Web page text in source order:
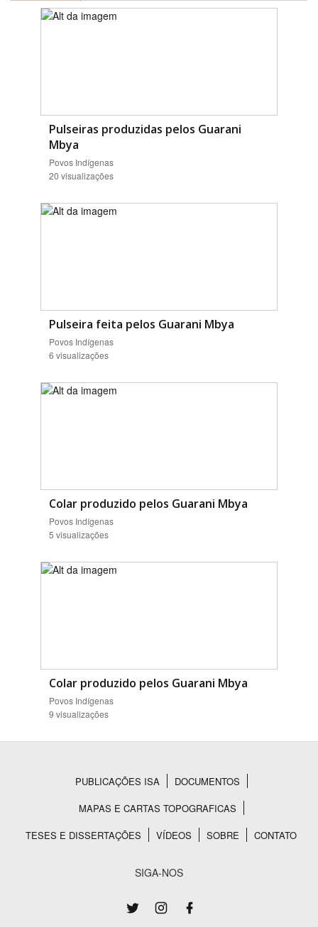
Pulseiras produzidas pelos Guarani
Mbya
Povos Indígenas
20 visualizações
Pulseira feita pelos Guarani Mbya
Povos Indígenas
6 visualizações
Colar produzido pelos Guarani Mbya
Povos Indígenas
5 visualizações
Colar produzido pelos Guarani Mbya
Povos Indígenas
9 visualizações
Rodapé
PUBLICAÇÕES ISA
DOCUMENTOS
MAPAS E CARTAS TOPOGRAFICAS
TESES E DISSERTAÇÕES
VÍDEOS SOBRE CONTATO
SIGA-NOS